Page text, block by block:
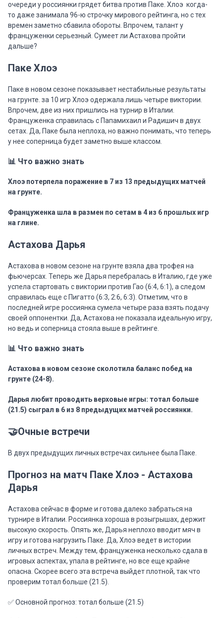
очереди у россиянки грядет битва против Паке. Хлоэ когда-
то даже занимала 96-ю строчку мирового рейтинга, но с тех
времен заметно сбавила обороты. Впрочем, талант у
француженки серьезный. Сумеет ли Астахова пройти
дальше?
Паке Хлоэ
Паке в новом сезоне показывает нестабильные результаты
на грунте. за 10 игр Хлоэ одержала лишь четыре виктории.
Впрочем, две из них пришлись на турнир в Италии.
Француженка справилась с Папамихаил и Радишич в двух
сетах. Да, Паке была неплоха, но важно понимать, что теперь
у нее соперница будет заметно выше классом.
📊 Что важно знать
Хлоэ потерпела поражение в 7 из 13 предыдущих матчей
на грунте.
Француженка шла в размен по сетам в 4 из 6 прошлых игр
на глине.
Астахова Дарья
Астахова в новом сезоне на грунте взяла два трофея на
фьючерсах. Теперь же Дарья перебралась в Италию, где уже
успела стартовать с виктории против Гао (6:4, 6:1), а следом
справилась еще с Пигатто (6:3, 2:6, 6:3). Отметим, что в
последней игре россиянка сумела четыре раза взять подачу
своей оппонентки. Да, Астахова не показала идеальную игру,
но ведь и соперница стояла выше в рейтинге.
📊 Что важно знать
Астахова в новом сезоне сколотила баланс побед на
грунте (24-8).
Дарья любит проводить верховые игры: тотал больше
(21.5) сыграл в 6 из 8 предыдущих матчей россиянки.
🤝Очные встречи
В двух предыдущих личных встречах сильнее была Паке.
Прогноз на матч Паке Хлоэ - Астахова
Дарья
Астахова сейчас в форме и готова далеко забраться на
турнире в Италии. Россиянка хороша в розыгрышах, держит
высокую скорость. Опять же, Дарья неплохо вводит мяч в
игру и готова нагрузить Паке. Да, Хлоэ ведет в истории
личных встреч. Между тем, француженка несколько сдала в
игровых аспектах, упала в рейтинге, но все еще крайне
опасна. Скорее всего эта встреча выйдет плотной, так что
проверим тотал больше (21.5).
✅ Основной прогноз: тотал больше (21.5)